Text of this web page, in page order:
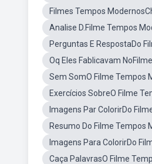
Filmes Tempos
Analise D.Filme Tempos
Perguntas E RespostaDo
Oq Eles Fablicavam
Sem SomO Filme Tempos
Exercícios SobreO Filme
Imagens Par ColorirDo
Resumo Do Filme Tempos
Imagens Para ColorirDo
Caça PalavrasO Filme